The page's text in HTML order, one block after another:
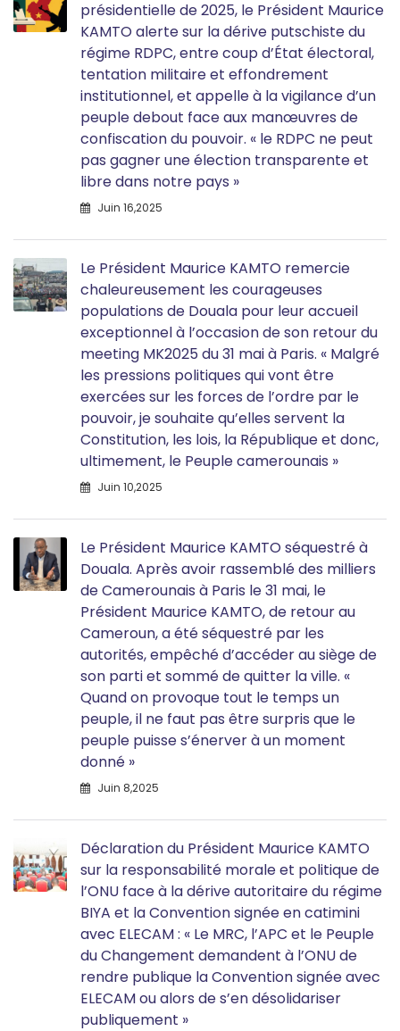
présidentielle de 2025, le Président Maurice
KAMTO alerte sur la dérive putschiste du
régime RDPC, entre coup d’État électoral,
tentation militaire et effondrement
institutionnel, et appelle à la vigilance d’un
peuple debout face aux manœuvres de
confiscation du pouvoir. « le RDPC ne peut
pas gagner une élection transparente et
libre dans notre pays »
Juin 16,2025
Le Président Maurice KAMTO remercie
chaleureusement les courageuses
populations de Douala pour leur accueil
exceptionnel à l’occasion de son retour du
meeting MK2025 du 31 mai à Paris. « Malgré
les pressions politiques qui vont être
exercées sur les forces de l’ordre par le
pouvoir, je souhaite qu’elles servent la
Constitution, les lois, la République et donc,
ultimement, le Peuple camerounais »
Juin 10,2025
Le Président Maurice KAMTO séquestré à
Douala. Après avoir rassemblé des milliers
de Camerounais à Paris le 31 mai, le
Président Maurice KAMTO, de retour au
Cameroun, a été séquestré par les
autorités, empêché d’accéder au siège de
son parti et sommé de quitter la ville. «
Quand on provoque tout le temps un
peuple, il ne faut pas être surpris que le
peuple puisse s’énerver à un moment
donné »
Juin 8,2025
Déclaration du Président Maurice KAMTO
sur la responsabilité morale et politique de
l’ONU face à la dérive autoritaire du régime
BIYA et la Convention signée en catimini
avec ELECAM : « Le MRC, l’APC et le Peuple
du Changement demandent à l’ONU de
rendre publique la Convention signée avec
ELECAM ou alors de s’en désolidariser
publiquement »